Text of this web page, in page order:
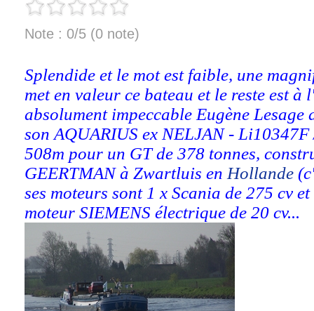
Note : 0/5 (0 note)
Splendide et le mot est faible, une
met en valeur ce bateau et le reste est à
absolument impeccable Eugène Lesage
son AQUARIUS ex NELJAN -
508m pour un GT de 378 tonnes,
GEERTMAN à Zwartluis en Hollande
ses moteurs sont 1 x Scania de 275 cv
moteur SIEMENS électrique de 20 cv...